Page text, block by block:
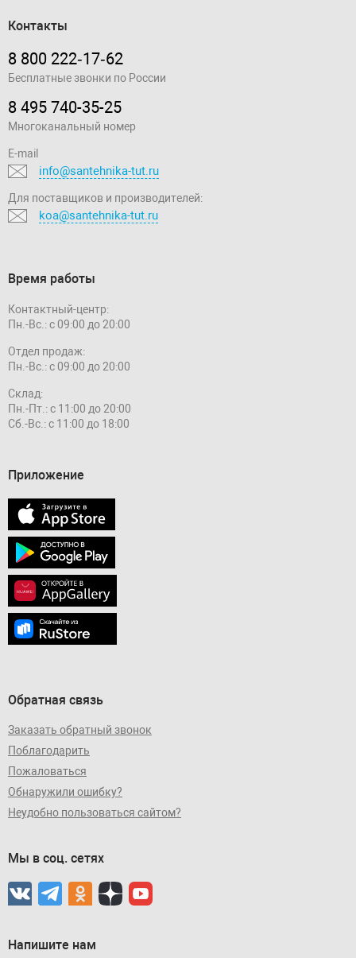
Контакты
8 800 222‑17‑62
Бесплатные звонки по России
8 495 740-35-25
Многоканальный номер
E-mail
info@santehnika-tut.ru
Для поставщиков и производителей:
koa@santehnika-tut.ru
Время работы
Контактный-центр:
Пн.-Вс.: с 09:00 до 20:00
Отдел продаж:
Пн.-Вс.: с 09:00 до 20:00
Склад:
Пн.-Пт.: с 11:00 до 20:00
Сб.-Вс.: с 11:00 до 18:00
Приложение
Обратная связь
Заказать обратный звонок
Поблагодарить
Пожаловаться
Обнаружили ошибку?
Неудобно пользоваться сайтом?
Мы в соц. сетях
Напишите нам